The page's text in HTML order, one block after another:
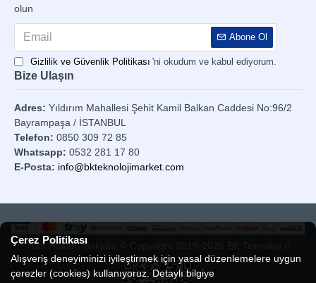
olun
Abone Ol
Gizlilik ve Güvenlik Politikası 'ni okudum ve kabul ediyorum.
Bize Ulaşın
Adres: Yıldırım Mahallesi Şehit Kamil Balkan Caddesi No:96/2
Bayrampaşa / İSTANBUL
Telefon: 0850 309 72 85
Whatsapp: 0532 281 17 80
E-Posta: info@bkteknolojimarket.com
Tüm Hakları Saklıdır © Copyright 2019-2026 BK Teknoloji ®
Çerez Politikası
Alışveriş deneyiminizi iyileştirmek için yasal düzenlemelere uygun
çerezler (cookies) kullanıyoruz. Detaylı bilgiye